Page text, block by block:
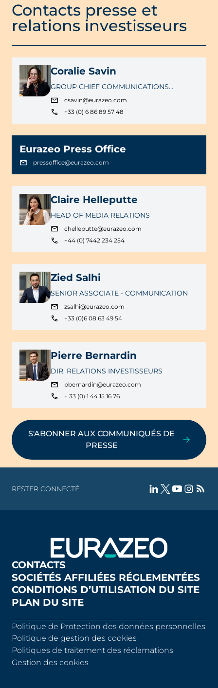
Contacts presse et
relations investisseurs
Coralie Savin
GROUP CHIEF COMMUNICATIONS
OFFICER
csavin@eurazeo.com
+33 (0) 6 86 89 57 48
Eurazeo Press Office
pressoffice@eurazeo.com
Claire Helleputte
HEAD OF MEDIA RELATIONS
chelleputte@eurazeo.com
+44 (0) 7442 234 254
Zied Salhi
SENIOR ASSOCIATE - COMMUNICATION
zsalhi@eurazeo.com
+33 (0)6 08 63 49 54
Pierre Bernardin
DIR. RELATIONS INVESTISSEURS
pbernardin@eurazeo.com
+ 33 (0) 1 44 15 16 76
S'ABONNER AUX COMMUNIQUÉS DE
PRESSE
RESTER CONNECTÉ
CONTACTS
SOCIÉTÉS AFFILIÉES RÉGLEMENTÉES
CONDITIONS D’UTILISATION DU SITE
PLAN DU SITE
Politique de Protection des données personnelles
Politique de gestion des cookies
Politiques de traitement des réclamations
Gestion des cookies